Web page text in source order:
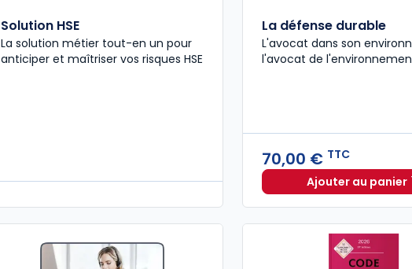
Solution HSE
La solution métier tout-en un pour
anticiper et maîtriser vos risques HSE
La défense durable
L'avocat dans son
l'avocat de
70,00 € TTC
Ajouter au panier
La